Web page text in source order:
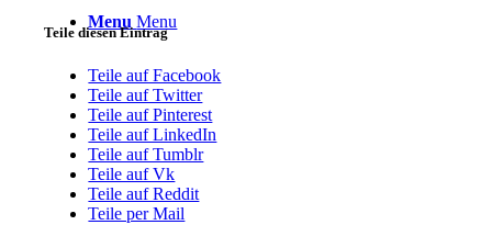
Menu Menu
Teile diesen Eintrag
Teile auf Facebook
Teile auf Twitter
Teile auf Pinterest
Teile auf LinkedIn
Teile auf Tumblr
Teile auf Vk
Teile auf Reddit
Teile per Mail